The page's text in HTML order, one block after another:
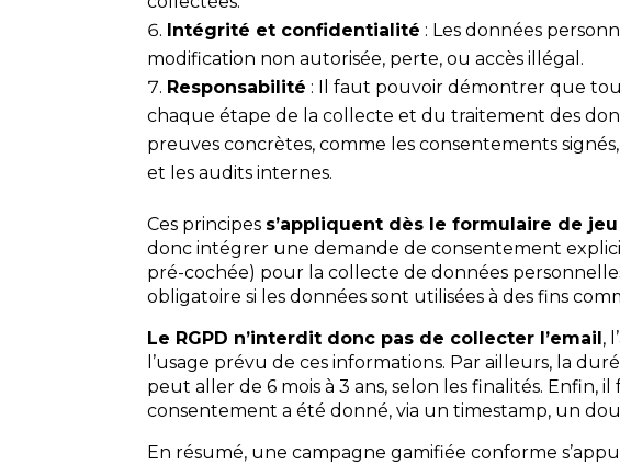
Intégrité et confidentialité : Les données
modification non autorisée, perte, ou accès illégal.
Responsabilité : Il faut pouvoir démontrer que
chaque étape de la collecte et du traitement des
preuves concrètes, comme les consentements
et les audits internes.
Ces principes s’appliquent dès le formulaire de
donc intégrer une demande de consentement
pré-cochée) pour la collecte de données
obligatoire si les données sont utilisées à des fins
Le RGPD n’interdit donc pas de collecter l’email,
l’usage prévu de ces informations. Par ailleurs, la
peut aller de 6 mois à 3 ans, selon les finalités.
consentement a été donné, via un timestamp, un
En résumé, une campagne gamifiée conforme